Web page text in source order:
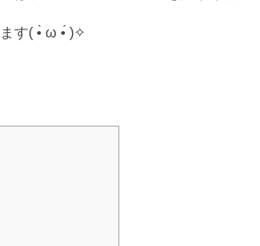
す( •̀ ω •́ )✧